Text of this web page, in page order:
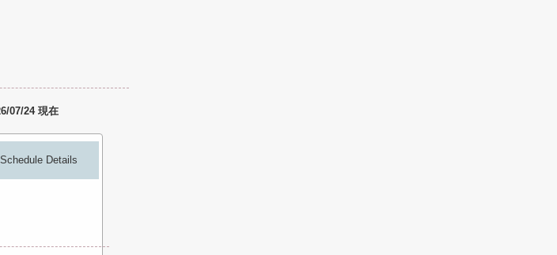
07/24 現在
Details